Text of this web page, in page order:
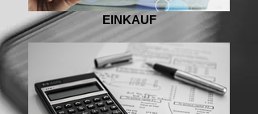
EINKAUF